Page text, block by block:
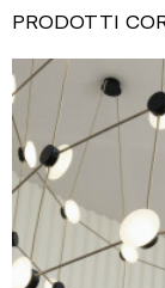
PRODOTTI